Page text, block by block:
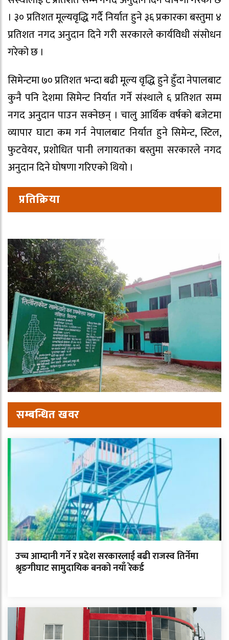
। ३० प्रतिशत मूल्यवृद्धि गर्दै निर्यात हुने ३६ प्रकारका बस्तुमा ४
प्रतिशत नगद अनुदान दिने गरी सरकारले कार्यविधी संसोधन
गरेको छ ।
सिमेन्टमा ७० प्रतिशत भन्दा बढी मूल्य वृद्धि हुने हुँदा नेपालबाट
कुनै पनि देशमा सिमेन्ट निर्यात गर्ने संस्थाले ६ प्रतिशत सम्म
नगद अनुदान पाउन सक्नेछन् । चालु आर्थिक वर्षको बजेटमा
व्यापार घाटा कम गर्न नेपालबाट निर्यात हुने सिमेन्ट, स्टिल,
फुटवेयर, प्रशोधित पानी लगायतका बस्तुमा सरकारले नगद
अनुदान दिने घोषणा गरिएको थियो ।
प्रतिक्रिया
सम्बन्धित खवर
उच्च आम्दानी गर्ने र प्रदेश सरकारलाई बढी राजस्व तिर्नेमा
श्रृङगीघाट सामुदायिक बनको नयाँ रेकर्ड